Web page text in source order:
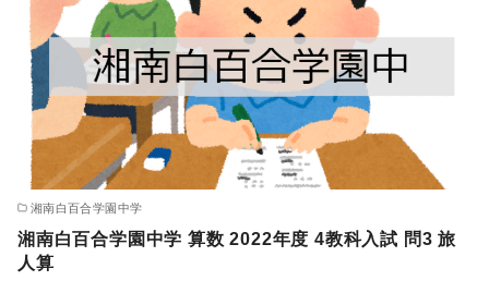
湘南白百合学園中学
湘南白百合学園中学 算数 2022年度 4教科入試 問3 旅
人算